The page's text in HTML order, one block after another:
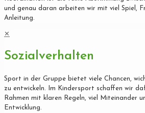
und genau daran arbeiten wir mit viel Spiel,
Anleitung.
✕
Sozialverhalten
Sport in der Gruppe bietet viele Chancen,
zu entwickeln. Im Kindersport schaffen wir
Rahmen mit klaren Regeln, viel Miteinander
Entwicklung.